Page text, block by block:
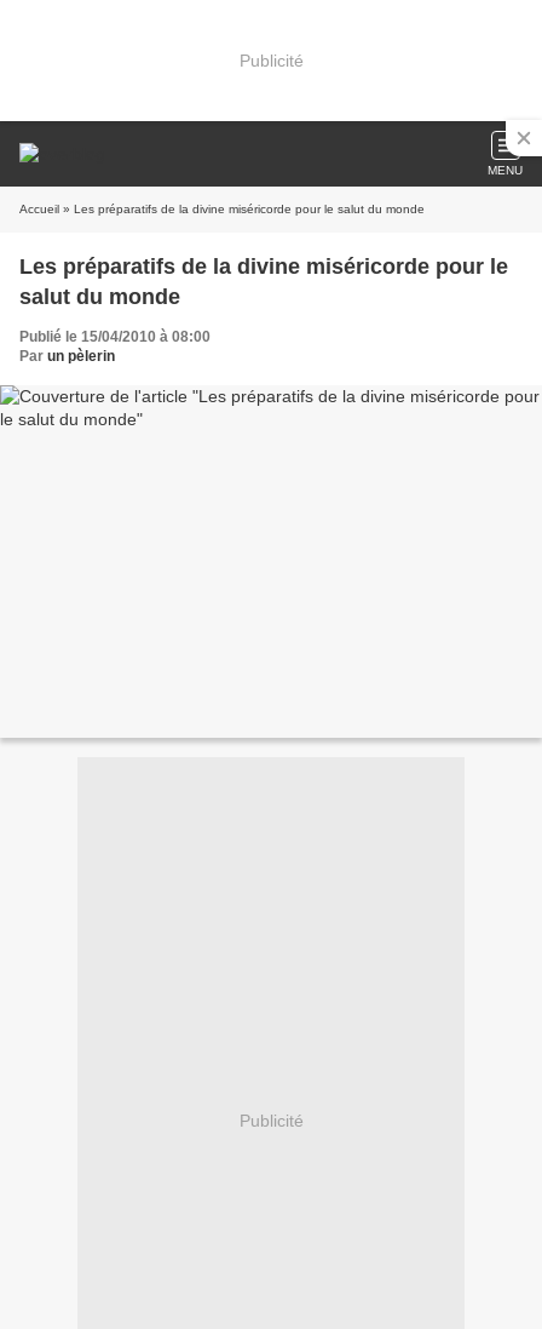
Publicité
MENU
Accueil » Les préparatifs de la divine miséricorde pour le salut du monde
Les préparatifs de la divine miséricorde pour le
salut du monde
Publié le 15/04/2010 à 08:00
Par un pèlerin
Publicité